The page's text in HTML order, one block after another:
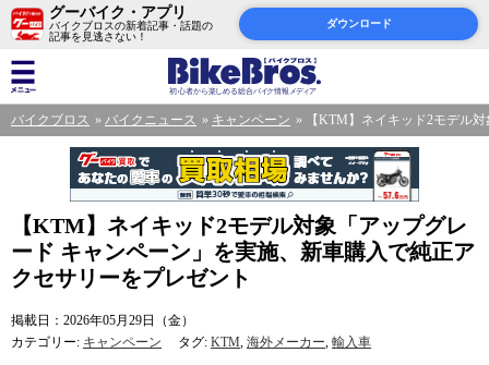
グーバイク・アプリ
バイクブロスの新着記事・話題の
記事を見逃さない！
ダウンロード
バイクブロス バイクニュース キャンペーン 【KTM】ネイキッド2モデル
【KTM】ネイキッド2モデル対象「アップグレ
ード キャンペーン」を実施、新車購入で純正ア
クセサリーをプレゼント
掲載日：2026年05月29日（金）
カテゴリー: キャンペーン タグ: KTM, 海外メーカー, 輸入車